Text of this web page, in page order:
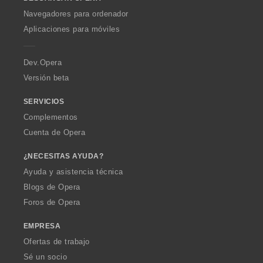
O
p
a
Navegadores para ordenador
Aplicaciones para móviles
Dev.Opera
Versión beta
SERVICIOS
Complementos
Cuenta de Opera
¿NECESITAS AYUDA?
Ayuda y asistencia técnica
Blogs de Opera
Foros de Opera
EMPRESA
Ofertas de trabajo
Sé un socio